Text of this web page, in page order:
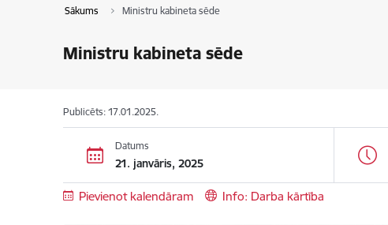
Sākums Ministru kabineta sēde
Ministru kabineta sēde
Publicēts: 17.01.2025.
Datums
21. janvāris, 2025
Pievienot kalendāram Info: Darba kārtība